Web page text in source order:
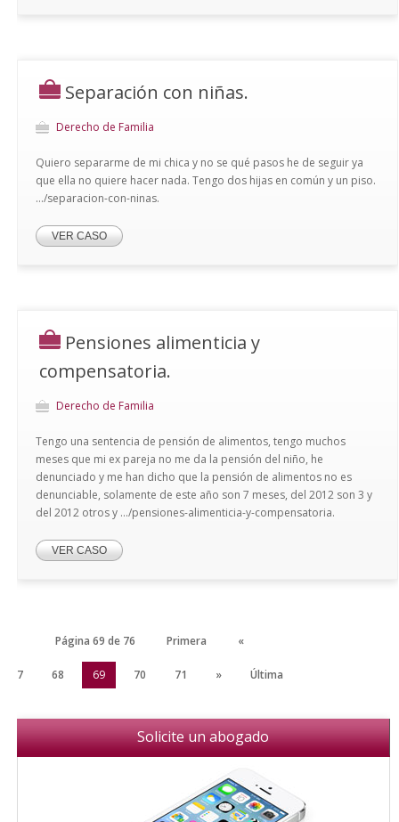
Separación con niñas.
Derecho de Familia
Quiero separarme de mi chica y no se qué pasos he de seguir ya
que ella no quiere hacer nada. Tengo dos hijas en común y un piso.
.../separacion-con-ninas.
VER CASO
Pensiones alimenticia y
compensatoria.
Derecho de Familia
Tengo una sentencia de pensión de alimentos, tengo muchos
meses que mi ex pareja no me da la pensión del niño, he
denunciado y me han dicho que la pensión de alimentos no es
denunciable, solamente de este año son 7 meses, del 2012 son 3 y
del 2012 otros y .../pensiones-alimenticia-y-compensatoria.
VER CASO
Página 69 de 76 Primera «
67 68 69 70 71 » Última
Solicite un abogado